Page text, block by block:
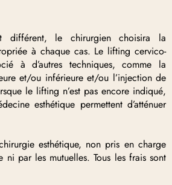
différent, le chirurgien choisira la
à chaque cas. Le lifting cervico-
à d’autres techniques, comme la
et/ou inférieure et/ou l’injection de
le lifting n’est pas encore indiqué,
esthétique permettent d’atténuer
esthétique, non pris en charge
ni par les mutuelles. Tous les frais sont